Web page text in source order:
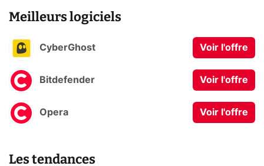
Meilleurs logiciels
CyberGhost Voir l'offre
Bitdefender Voir l'offre
Opera Voir l'offre
Les tendances